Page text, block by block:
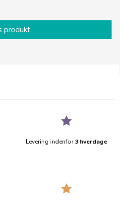
produkt
Levering indenfor3 hverdage